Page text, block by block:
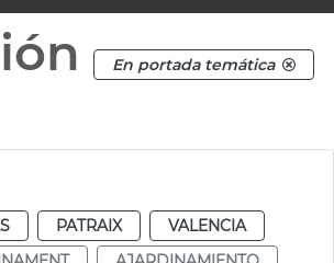
En portada temática
PATRAIX
VALENCIA